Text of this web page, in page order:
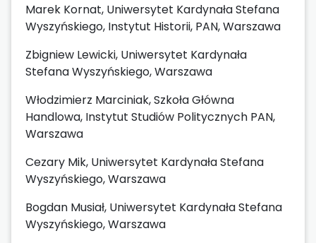
Marek Kornat, Uniwersytet Kardynała Stefana
Wyszyńskiego, Instytut Historii, PAN, Warszawa
Zbigniew Lewicki, Uniwersytet Kardynała
Stefana Wyszyńskiego, Warszawa
Włodzimierz Marciniak, Szkoła Główna
Handlowa, Instytut Studiów Politycznych PAN,
Warszawa
Cezary Mik, Uniwersytet Kardynała Stefana
Wyszyńskiego, Warszawa
Bogdan Musiał, Uniwersytet Kardynała Stefana
Wyszyńskiego, Warszawa